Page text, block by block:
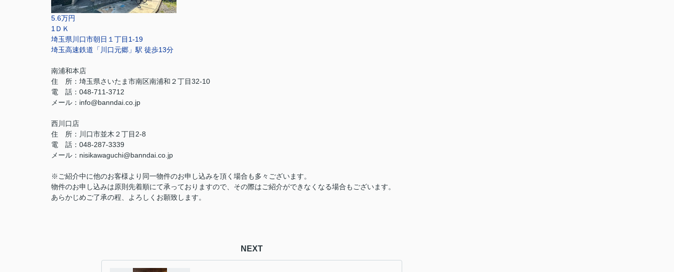
5.6万円
1ＤＫ
埼玉県川口市朝日１丁目1-19
埼玉高速鉄道「川口元郷」駅 徒歩13分
南浦和本店
住 所： 埼玉県さいたま市南区南浦和２丁目32-10
電 話：048-711-3712
メール： info@banndai.co.jp
西川口店
住 所： 川口市並木２丁目2-8
電 話：048-287-3339
メール ： nisikawaguchi@banndai.co.jp
※ご紹介中に他のお客様より同一物件のお申し込みを頂く場合も多々ございます。
物件のお申し込みは原則先着順にて承っておりますので、その際はご紹介ができなくなる場合もございます。
あらかじめご了承の程、よろしくお願致します。
NEXT